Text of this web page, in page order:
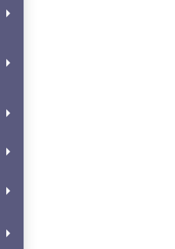
arrow_right
arrow_right
arrow_right
arrow_right
arrow_right
arrow_right